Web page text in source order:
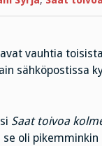
vauhtia
sähköpostissa
Saat toivoa
oli